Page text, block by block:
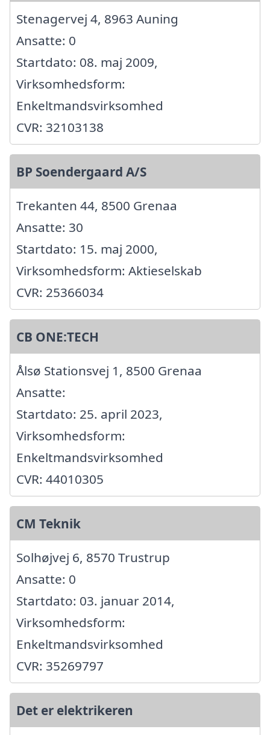
Stenagervej 4, 8963 Auning
Ansatte: 0
Startdato: 08. maj 2009,
Virksomhedsform:
Enkeltmandsvirksomhed
CVR: 32103138
BP Soendergaard A/S
Trekanten 44, 8500 Grenaa
Ansatte: 30
Startdato: 15. maj 2000,
Virksomhedsform: Aktieselskab
CVR: 25366034
CB ONE:TECH
Ålsø Stationsvej 1, 8500 Grenaa
Ansatte:
Startdato: 25. april 2023,
Virksomhedsform:
Enkeltmandsvirksomhed
CVR: 44010305
CM Teknik
Solhøjvej 6, 8570 Trustrup
Ansatte: 0
Startdato: 03. januar 2014,
Virksomhedsform:
Enkeltmandsvirksomhed
CVR: 35269797
Det er elektrikeren